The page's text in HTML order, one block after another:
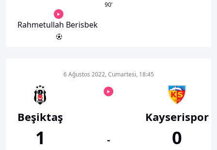
90’
Rahmetullah Berisbek
Beşiktaş
1
6 Ağustos 2022, Cumartesi, 18:45
-
Kayserispor
0